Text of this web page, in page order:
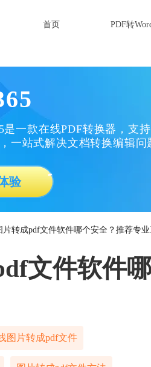
首页 PDF转
是一款在线PDF转换器，支
一站式解决文档转换编辑问
验
片转成pdf文件软件哪个安全？推荐专
文件软件
图片转成pdf文件